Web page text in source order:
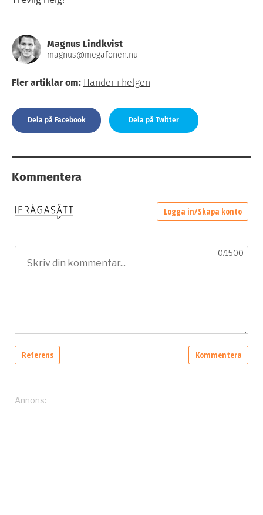
Magnus Lindkvist
magnus@megafonen.nu
Fler artiklar om: Händer i helgen
Dela på Facebook Dela på Twitter
Kommentera